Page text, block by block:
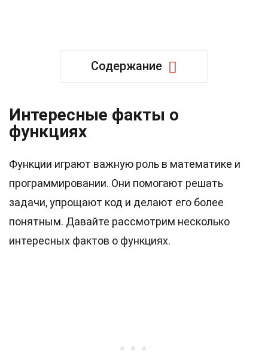
Содержание
Интересные факты о
функциях
Функции играют важную роль в математике и
программировании. Они помогают решать
задачи, упрощают код и делают его более
понятным. Давайте рассмотрим несколько
интересных фактов о функциях.